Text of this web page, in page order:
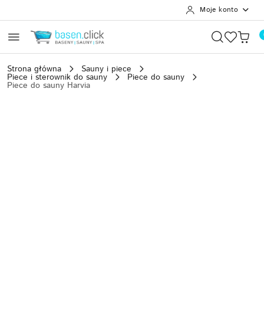
Moje konto
Strona główna Sauny i piece
Piece i sterownik do sauny Piece do sauny
Piece do sauny Harvia